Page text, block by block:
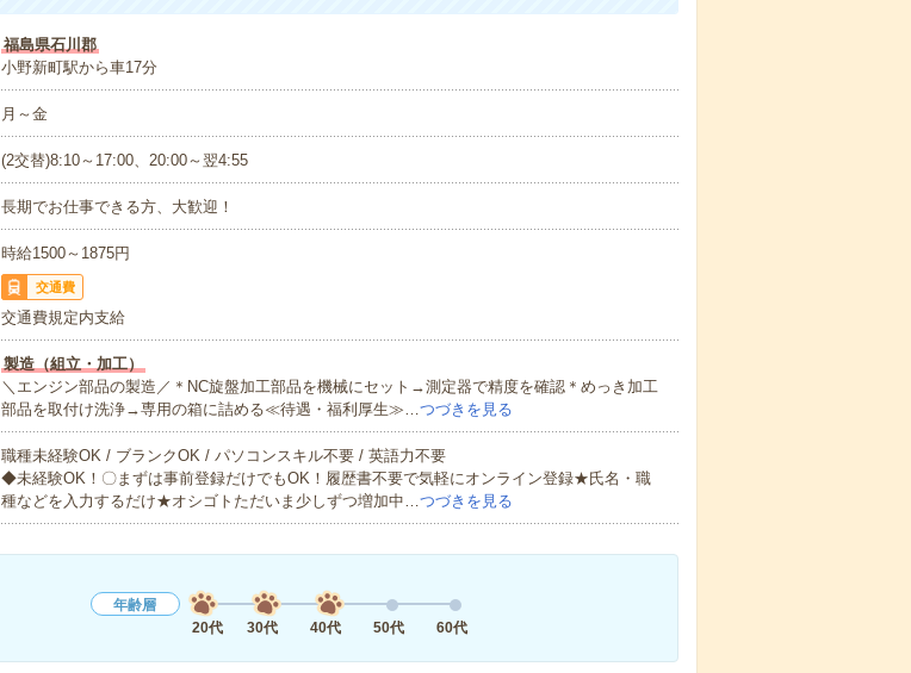
福島県石川郡
小野新町駅から車17分
月～金
(2交替)8:10～17:00、20:00～翌4:55
長期でお仕事できる方、大歓迎！
時給1500～1875円
交通費
交通費規定内支給
製造（組立・加工）
＼エンジン部品の製造／＊NC旋盤加工部品を機械にセット→測定器で精度を確認＊めっき加工
部品を取付け洗浄→専用の箱に詰める≪待遇・福利厚生≫… つづきを見る
職種未経験OK / ブランクOK / パソコンスキル不要 / 英語力不要
◆未経験OK！〇まずは事前登録だけでもOK！履歴書不要で気軽にオンライン登録★氏名・職
種などを入力するだけ★オシゴトただいま少しずつ増加中… つづきを見る
年齢層
20代
30代 40代 50代 60代